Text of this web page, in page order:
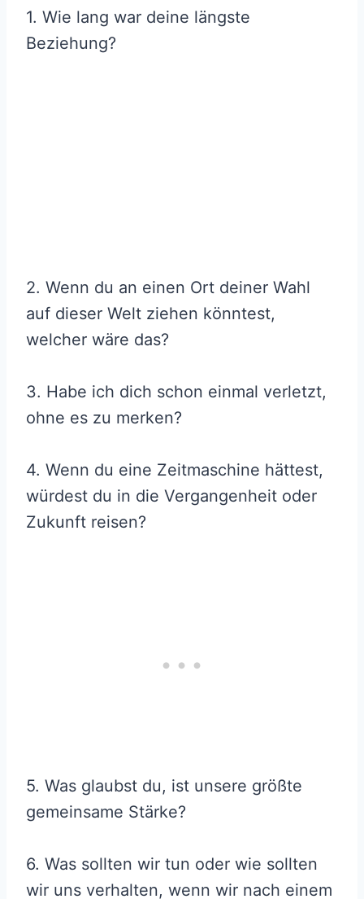
1. Wie lang war deine längste
Beziehung?
2. Wenn du an einen Ort deiner Wahl
auf dieser Welt ziehen könntest,
welcher wäre das?
3. Habe ich dich schon einmal verletzt,
ohne es zu merken?
4. Wenn du eine Zeitmaschine hättest,
würdest du in die Vergangenheit oder
Zukunft reisen?
5. Was glaubst du, ist unsere größte
gemeinsame Stärke?
6. Was sollten wir tun oder wie sollten
wir uns verhalten, wenn wir nach einem